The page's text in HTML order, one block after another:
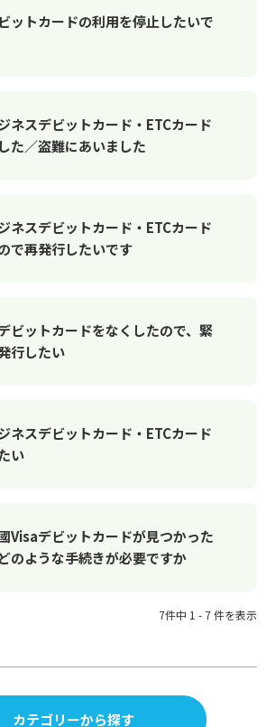
ットカードの利用を停止したいで
ネスデビットカード・ETCカード
た／盗難にあいました
ネスデビットカード・ETCカード
で再発行したいです
ビットカードをなくしたので、緊
行したい
ネスデビットカード・ETCカード
い
Visaデビットカードが見つかった
のような手続きが必要ですか
7件中 1 - 7 件を表示
カテゴリーから探す